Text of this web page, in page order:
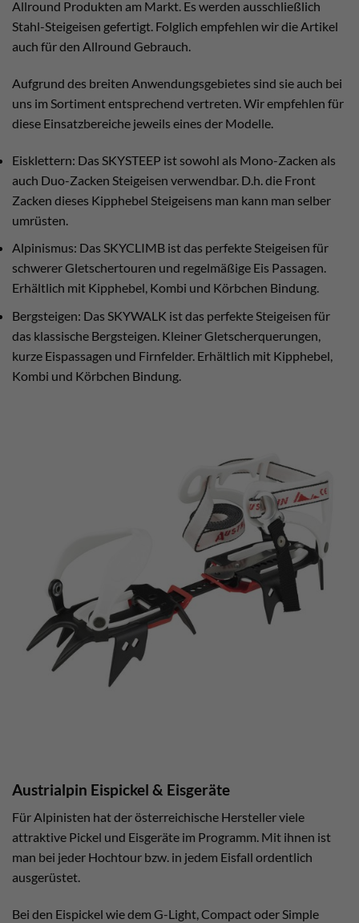
Allround Produkten am Markt. Es werden ausschließlich
Stahl-Steigeisen gefertigt. Folglich empfehlen wir die Artikel
auch für den Allround Gebrauch.
Aufgrund des breiten Anwendungsgebietes sind sie auch bei
uns im Sortiment entsprechend vertreten. Wir empfehlen für
diese Einsatzbereiche jeweils eines der Modelle.
Eisklettern: Das SKYSTEEP ist sowohl als Mono-Zacken als
auch Duo-Zacken Steigeisen verwendbar. D.h. die Front
Zacken dieses Kipphebel Steigeisens man kann man selber
umrüsten.
Alpinismus: Das SKYCLIMB ist das perfekte Steigeisen für
schwerer Gletschertouren und regelmäßige Eis Passagen.
Erhältlich mit Kipphebel, Kombi und Körbchen Bindung.
Bergsteigen: Das SKYWALK ist das perfekte Steigeisen für
das klassische Bergsteigen. Kleiner Gletscherquerungen,
kurze Eispassagen und Firnfelder. Erhältlich mit Kipphebel,
Kombi und Körbchen Bindung.
Austrialpin Eispickel & Eisgeräte
Für Alpinisten hat der österreichische Hersteller viele
attraktive Pickel und Eisgeräte im Programm. Mit ihnen ist
man bei jeder Hochtour bzw. in jedem Eisfall ordentlich
ausgerüstet.
Bei den Eispickel wie dem G-Light, Compact oder Simple